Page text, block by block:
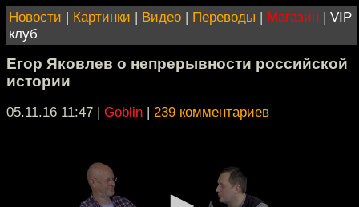
Новости | Картинки | Видео | Переводы | Магазин | VIP
клуб
Егор Яковлев о непрерывности российской
истории
05.11.16 11:47 | Goblin | 239 комментариев